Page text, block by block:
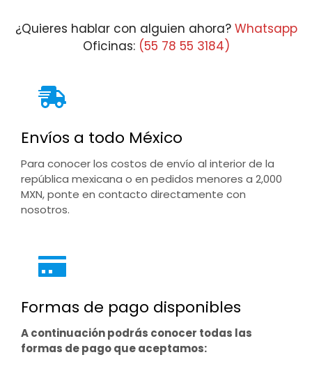
¿Quieres hablar con alguien ahora? Whatsapp
Oficinas: (55 78 55 3184)
Envíos a todo México
Para conocer los costos de envío al interior de la
república mexicana o en pedidos menores a 2,000
MXN, ponte en contacto directamente con
nosotros.
Formas de pago disponibles
A continuación podrás conocer todas las
formas de pago que aceptamos: